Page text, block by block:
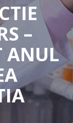
–
ANUL